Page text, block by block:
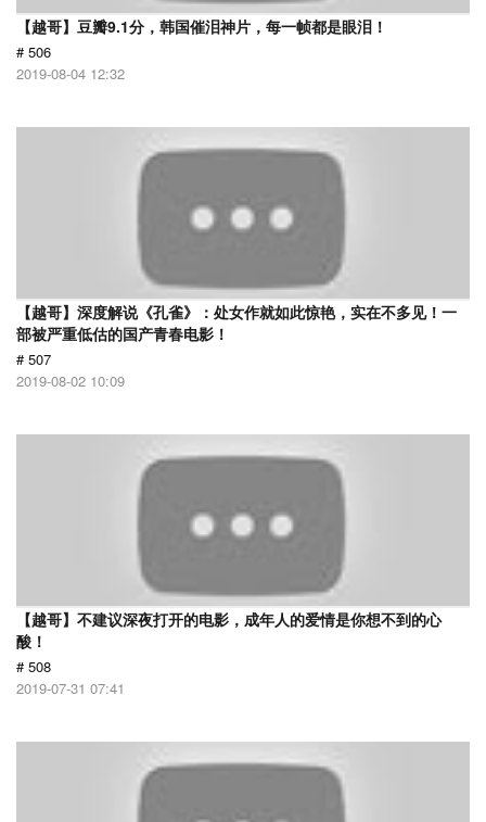
【越哥】豆瓣9.1分，韩国催泪神片，每一帧都是眼泪！
# 506
2019-08-04 12:32
【越哥】深度解说《孔雀》：处女作就如此惊艳，实在不多见！一
部被严重低估的国产青春电影！
# 507
2019-08-02 10:09
【越哥】不建议深夜打开的电影，成年人的爱情是你想不到的心
酸！
# 508
2019-07-31 07:41